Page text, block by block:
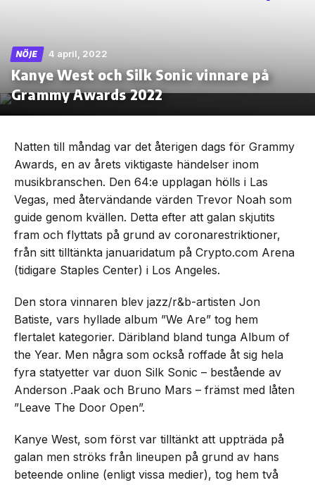
Skip
the
NÖJE 4 april, 2022
Kanye West och Silk Sonic vinnare på
Grammy Awards 2022
Natten till måndag var det återigen dags för Grammy
Awards, en av årets viktigaste händelser inom
musikbranschen. Den 64:e upplagan hölls i Las
Vegas, med återvändande värden Trevor Noah som
guide genom kvällen. Detta efter att galan skjutits
fram och flyttats på grund av coronarestriktioner,
från sitt tilltänkta januaridatum på Crypto.com Arena
(tidigare Staples Center) i Los Angeles.
Den stora vinnaren blev jazz/r&b-artisten Jon
Batiste, vars hyllade album ”We Are” tog hem
flertalet kategorier. Däribland bland tunga Album of
the Year. Men några som också roffade åt sig hela
fyra statyetter var duon Silk Sonic – bestående av
Anderson .Paak och Bruno Mars – främst med låten
”Leave The Door Open”.
Kanye West, som först var tilltänkt att uppträda på
galan men ströks från lineupen på grund av hans
beteende online (enligt vissa medier), tog hem två